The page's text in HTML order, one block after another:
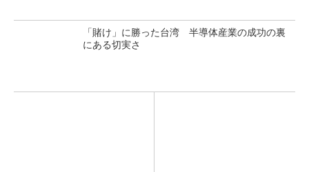
「賭け」に勝った台湾 半導体産業の成功の裏
にある切実さ